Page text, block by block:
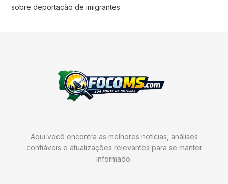
sobre deportação de imigrantes
Aqui você encontra as melhores notícias, análises
confiáveis e atualizações relevantes para se manter
informado.